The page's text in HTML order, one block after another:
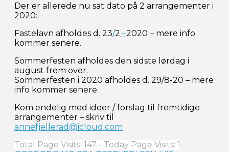
Der er allerede nu sat dato på 2 arrangementer i
2020:
Fastelavn afholdes d. 23/2 –2020 – mere info
kommer senere.
Sommerfesten afholdes den sidste lørdag i
august frem over.
Sommerfesten i 2020 afholdes d. 29/8-20 – mere
info kommer senere.
Kom endelig med ideer / forslag til fremtidige
arrangementer – skriv til
annefjellerad@icloud.com
Total Page Visits: 147 - Today Page Visits: 1